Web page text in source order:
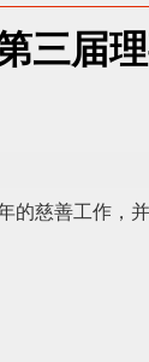
三届
的慈善工作，